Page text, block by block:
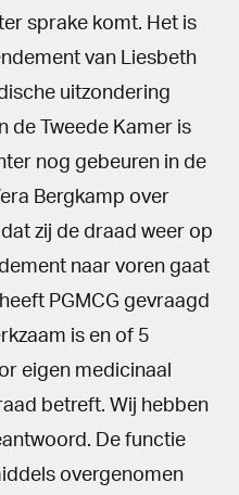
sprake komt. Het is
van Liesbeth
uitzondering
de Tweede Kamer is
nog gebeuren in de
Bergkamp over
zij de draad weer op
naar voren gaat
PGMCG gevraagd
is en of 5
eigen medicinaal
betreft. Wij hebben
De functie
overgenomen